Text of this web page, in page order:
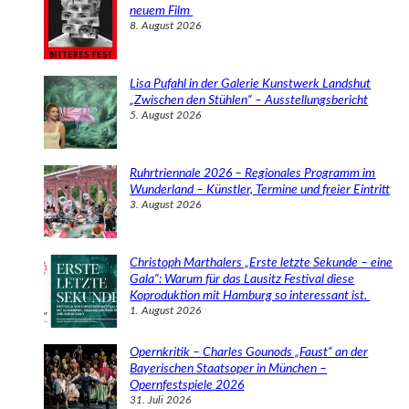
neuem Film
8. August 2026
Lisa Pufahl in der Galerie Kunstwerk Landshut
„Zwischen den Stühlen“ – Ausstellungsbericht
5. August 2026
Ruhrtriennale 2026 – Regionales Programm im
Wunderland – Künstler, Termine und freier Eintritt
3. August 2026
Christoph Marthalers „Erste letzte Sekunde – eine
Gala“: Warum für das Lausitz Festival diese
Koproduktion mit Hamburg so interessant ist.
1. August 2026
Opernkritik – Charles Gounods „Faust“ an der
Bayerischen Staatsoper in München –
Opernfestspiele 2026
31. Juli 2026